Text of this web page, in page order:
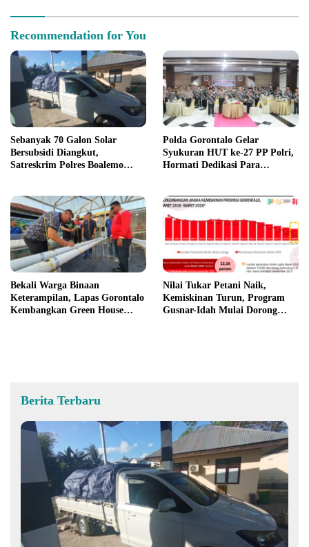
Recommendation for You
Sebanyak 70 Galon Solar
Bersubsidi Diangkut,
Satreskrim Polres Boalemo
Polda Gorontalo Gelar
Syukuran HUT ke-27 PP Polri,
Hormati Dedikasi Para
Bekali Warga Binaan
Keterampilan, Lapas Gorontalo
Kembangkan Green House
Nilai Tukar Petani Naik,
Kemiskinan Turun, Program
Gusnar-Idah Mulai Dorong
Berita Terbaru